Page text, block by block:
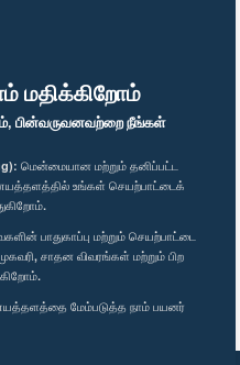
மதிக்கிறோம்
பின்வருவனவற்றை நீங்கள்
மென்மையான மற்றும் தனிப்பட்ட
உங்கள் செயற்பாட்டைக்
பாதுகாப்பு மற்றும் செயற்பாட்டை
சாதன விவரங்கள் மற்றும் பிற
மேம்படுத்த நாம் பயனர்